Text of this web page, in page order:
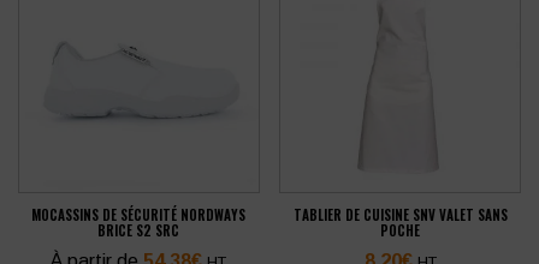
MOCASSINS DE SÉCURITÉ NORDWAYS
BRICE S2 SRC
TABLIER DE CUISINE SNV VALET SANS
POCHE